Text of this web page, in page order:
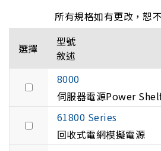
所有規格如有更改，恕
選擇
型號
敘述
8000
伺服器電源Power
61800 Series
回收式電網模擬電源